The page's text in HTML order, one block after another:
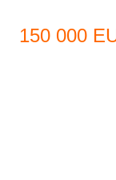
150 000